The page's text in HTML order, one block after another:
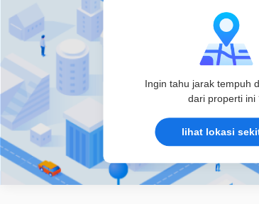
Ingin tahu jarak tempuh
dari properti ini
lihat lokasi